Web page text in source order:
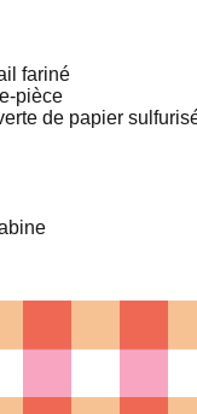
fariné
pièce
de papier